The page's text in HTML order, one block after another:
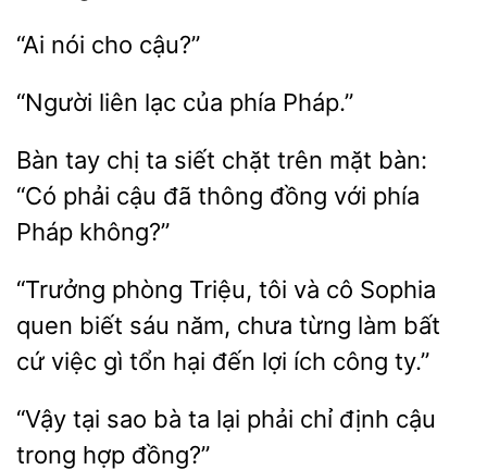
nói
“Người liên Pháp.”
Bàn tay chị siết chặt trên
bàn:
“Có phải
đã thông đồng với phía
Pháp không?”
“Trưởng phòng Triệu, tôi
cô Sophia
quen biết sáu năm, chưa từng làm bất
việc gì tổn hại đến lợi ích
ty.”
sao bà ta lại phải
định cậu
trong hợp đồng?”